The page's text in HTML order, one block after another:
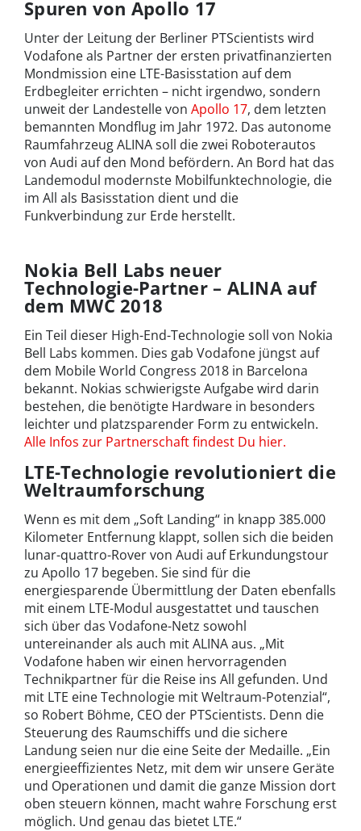
Spuren von Apollo 17
Unter der Leitung der Berliner PTScientists wird
Vodafone als Partner der ersten privatfinanzierten
Mondmission eine LTE-Basisstation auf dem
Erdbegleiter errichten – nicht irgendwo, sondern
unweit der Landestelle von Apollo 17, dem letzten
bemannten Mondflug im Jahr 1972. Das autonome
Raumfahrzeug ALINA soll die zwei Roboterautos
von Audi auf den Mond befördern. An Bord hat das
Landemodul modernste Mobilfunktechnologie, die
im All als Basisstation dient und die
Funkverbindung zur Erde herstellt.
Nokia Bell Labs neuer
Technologie-Partner – ALINA auf
dem MWC 2018
Ein Teil dieser High-End-Technologie soll von Nokia
Bell Labs kommen. Dies gab Vodafone jüngst auf
dem Mobile World Congress 2018 in Barcelona
bekannt. Nokias schwierigste Aufgabe wird darin
bestehen, die benötigte Hardware in besonders
leichter und platzsparender Form zu entwickeln.
Alle Infos zur Partnerschaft findest Du hier.
LTE-Technologie revolutioniert die
Weltraumforschung
Wenn es mit dem „Soft Landing“ in knapp 385.000
Kilometer Entfernung klappt, sollen sich die beiden
lunar-quattro-Rover von Audi auf Erkundungstour
zu Apollo 17 begeben. Sie sind für die
energiesparende Übermittlung der Daten ebenfalls
mit einem LTE-Modul ausgestattet und tauschen
sich über das Vodafone-Netz sowohl
untereinander als auch mit ALINA aus. „Mit
Vodafone haben wir einen hervorragenden
Technikpartner für die Reise ins All gefunden. Und
mit LTE eine Technologie mit Weltraum-Potenzial“,
so Robert Böhme, CEO der PTScientists. Denn die
Steuerung des Raumschiffs und die sichere
Landung seien nur die eine Seite der Medaille. „Ein
energieeffizientes Netz, mit dem wir unsere Geräte
und Operationen und damit die ganze Mission dort
oben steuern können, macht wahre Forschung erst
möglich. Und genau das bietet LTE.“